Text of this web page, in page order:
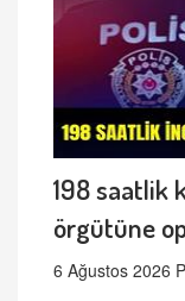
198 saatlik
örgütüne
6 Ağustos 2026